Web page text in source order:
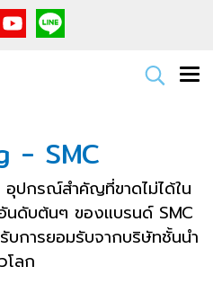
- SMC
ปกรณ์สำคัญที่ขาดไม่ได้ใน
นดับต้นๆ ของแบรนด์ SMC
การยอมรับจากบริษัทชั้นนำ
โลก